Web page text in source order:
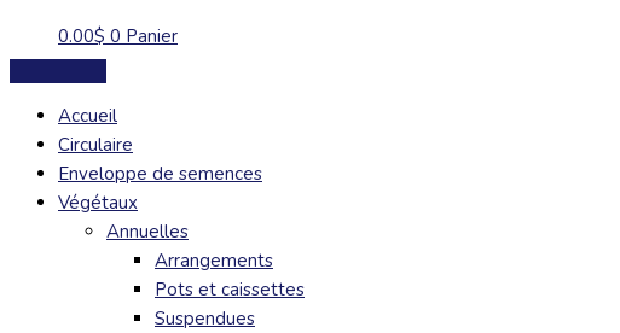
0.00$ 0 Panier
Accueil
Circulaire
Enveloppe de semences
Végétaux
Annuelles
Arrangements
Pots et caissettes
Suspendues